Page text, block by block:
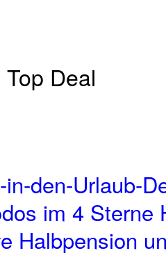
Top Deal
den-Urlaub-
im 4 Sterne
Halbpension